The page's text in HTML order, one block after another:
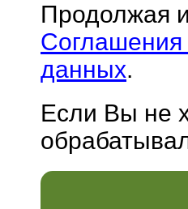
Продолжая
Соглашения
данных.
Если Вы не